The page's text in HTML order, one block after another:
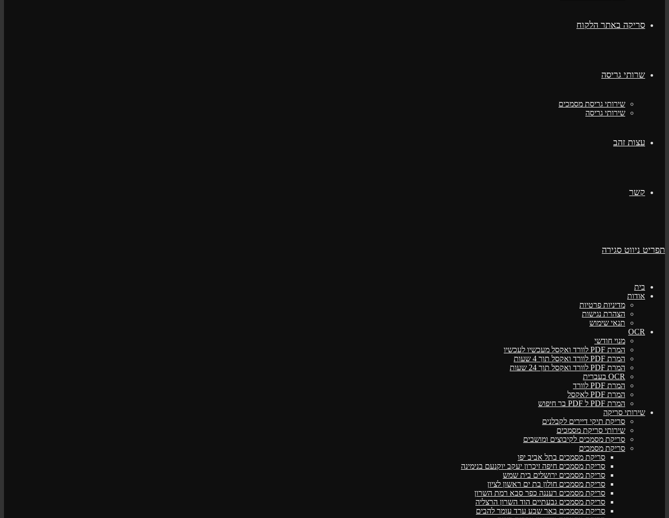
סריקה באתר הלקוח
שרותי גריסה
שירותי גריסת מסמכים
שירותי גריסה
עצות זהב
קשר
תפריט ניווט סגירה
בית
אודות
מדיניות פרטיות
הצהרת נגישות
תנאי שימוש
OCR
מנוי חודשי
המרת PDF לוורד ואקסל מעכשיו לעכשיו
המרת PDF לוורד ואקסל תוך 4 שעות
המרת PDF לוורד ואקסל תוך 24 שעות
OCR בעברית
המרת PDF לוורד
המרת PDF לאקסל
המרת PDF ל PDF בר חיפוש
שירותי סריקה
סריקת תיקי דיירים לקבלנים
שירותי סריקת מסמכים
סריקת מסמכים לקיבוצים ומושבים
סריקת מסמכים
סריקת מסמכים בתל אביב יפו
סריקת מסמכים חיפה זיכרון יעקב יוקנעם בנימינה
סריקת מסמכים ירושלים בית שמש
סריקת מסמכים חולון בת ים ראשון לציון
סריקת מסמכים רעננה כפר סבא רמת השרון
סריקת מסמכים גבעתיים הוד השרון הרצליה
סריקת מסמכים באר שבע ערד עומר להבים